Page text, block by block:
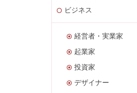
ビジネス
経営者・実業家
起業家
投資家
デザイナー